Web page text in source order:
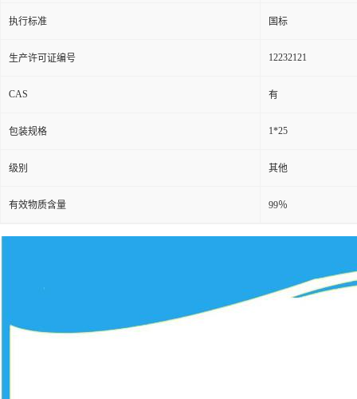
执行标准 国标
生产许可证编号 12232121
CAS 有
包装规格 1*25
级别 其他
有效物质含量 99％